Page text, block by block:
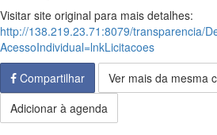
Visitar site original para mais detalhes:
http://138.219.23.71:8079/transparencia/
AcessoIndividual=lnkLicitacoes
Compartilhar
Ver mais da mesma
Adicionar à agenda